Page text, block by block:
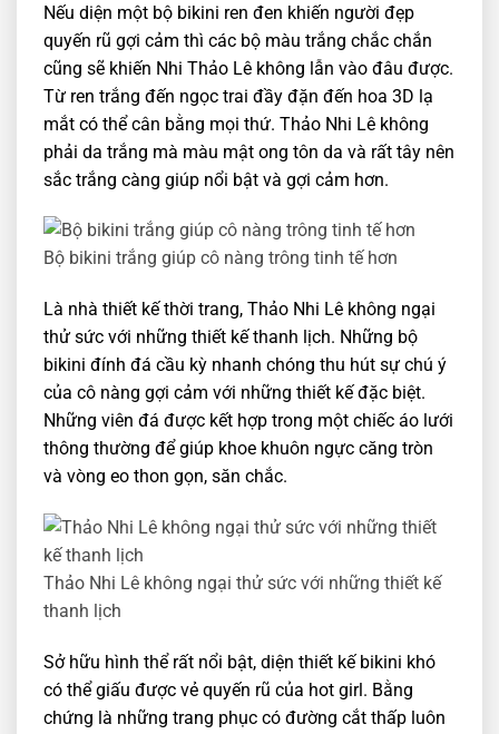
Nếu diện một bộ bikini ren đen khiến người đẹp
quyến rũ gợi cảm thì các bộ màu trắng chắc chắn
cũng sẽ khiến Nhi Thảo Lê không lẫn vào đâu được.
Từ ren trắng đến ngọc trai đầy đặn đến hoa 3D lạ
mắt có thể cân bằng mọi thứ. Thảo Nhi Lê không
phải da trắng mà màu mật ong tôn da và rất tây nên
sắc trắng càng giúp nổi bật và gợi cảm hơn.
Bộ bikini trắng giúp cô nàng trông tinh tế hơn
Là nhà thiết kế thời trang, Thảo Nhi Lê không ngại
thử sức với những thiết kế thanh lịch. Những bộ
bikini đính đá cầu kỳ nhanh chóng thu hút sự chú ý
của cô nàng gợi cảm với những thiết kế đặc biệt.
Những viên đá được kết hợp trong một chiếc áo lưới
thông thường để giúp khoe khuôn ngực căng tròn
và vòng eo thon gọn, săn chắc.
Thảo Nhi Lê không ngại thử sức với những thiết kế
thanh lịch
Sở hữu hình thể rất nổi bật, diện thiết kế bikini khó
có thể giấu được vẻ quyến rũ của hot girl. Bằng
chứng là những trang phục có đường cắt thấp luôn